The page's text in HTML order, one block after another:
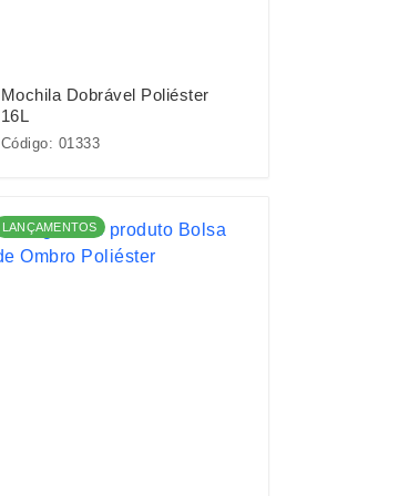
Mochila Dobrável Poliéster
16L
Código: 01333
LANÇAMENTOS